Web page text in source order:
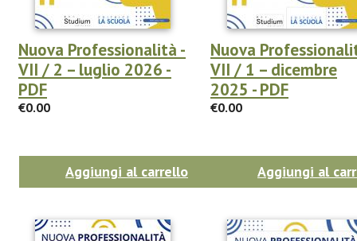
Nuova Professionalità -
VII / 2 – luglio 2026 -
PDF
€0.00
Aggiungi al carrello
Nuova
VII / 1 – dicembre
2025 - PDF
€0.00
Aggiungi al